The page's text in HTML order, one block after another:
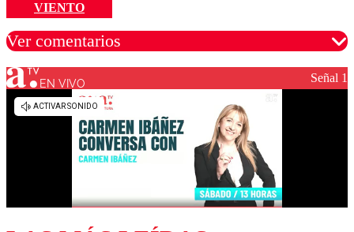
VIENTO
Ver comentarios
Los comentarios son moderados para garantizar un
diálogo respetuoso.
EN VIVO Señal 1